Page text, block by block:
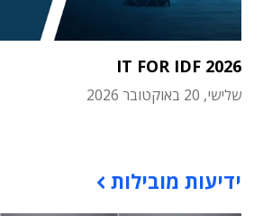
IT FOR IDF 2026
שלישי, 20 באוקטובר 2026
ידיעות מובילות